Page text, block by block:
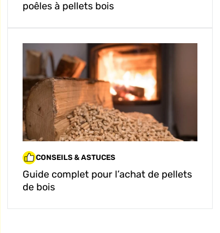
poêles à pellets bois
CONSEILS & ASTUCES
Guide complet pour l’achat de pellets
de bois